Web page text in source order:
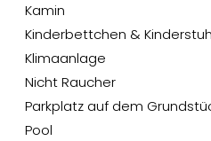
Kamin
Kinderbettchen &
Klimaanlage
Nicht Raucher
Parkplatz auf dem
Pool